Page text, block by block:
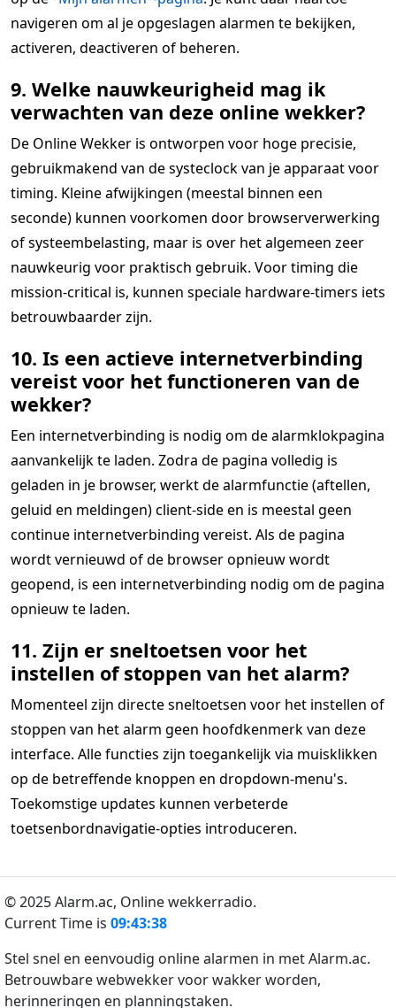
navigeren om al je opgeslagen alarmen te bekijken,
activeren, deactiveren of beheren.
9. Welke nauwkeurigheid mag ik
verwachten van deze online wekker?
De Online Wekker is ontworpen voor hoge precisie,
gebruikmakend van de systeclock van je apparaat voor
timing. Kleine afwijkingen (meestal binnen een
seconde) kunnen voorkomen door browserverwerking
of systeembelasting, maar is over het algemeen zeer
nauwkeurig voor praktisch gebruik. Voor timing die
mission-critical is, kunnen speciale hardware-timers iets
betrouwbaarder zijn.
10. Is een actieve internetverbinding
vereist voor het functioneren van de
wekker?
Een internetverbinding is nodig om de alarmklokpagina
aanvankelijk te laden. Zodra de pagina volledig is
geladen in je browser, werkt de alarmfunctie (aftellen,
geluid en meldingen) client-side en is meestal geen
continue internetverbinding vereist. Als de pagina
wordt vernieuwd of de browser opnieuw wordt
geopend, is een internetverbinding nodig om de pagina
opnieuw te laden.
11. Zijn er sneltoetsen voor het
instellen of stoppen van het alarm?
Momenteel zijn directe sneltoetsen voor het instellen of
stoppen van het alarm geen hoofdkenmerk van deze
interface. Alle functies zijn toegankelijk via muisklikken
op de betreffende knoppen en dropdown-menu's.
Toekomstige updates kunnen verbeterde
toetsenbordnavigatie-opties introduceren.
© 2025 Alarm.ac, Online wekkerradio.
Current Time is 09:43:38
Stel snel en eenvoudig online alarmen in met Alarm.ac.
Betrouwbare webwekker voor wakker worden,
herinneringen en planningstaken.